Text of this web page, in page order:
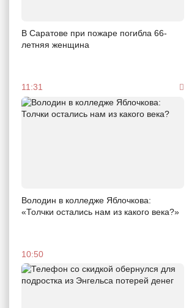
В Саратове при пожаре погибла 66-
летняя женщина
11:31
Володин в колледже Яблочкова:
«Толчки остались нам из какого века?»
10:50